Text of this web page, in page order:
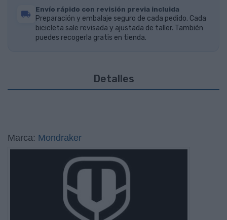
Envío rápido con revisión previa incluida
Preparación y embalaje seguro de cada pedido. Cada
bicicleta sale revisada y ajustada de taller. También
puedes recogerla gratis en tienda.
Detalles
Marca: Mondraker